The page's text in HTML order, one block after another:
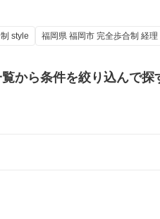
style 福岡県 福岡市 完全歩合制 経理
から条件を絞り込んで探